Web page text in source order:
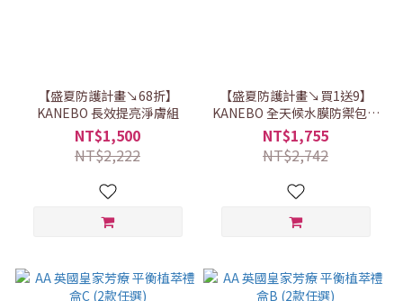
【盛夏防護計畫↘68折】
KANEBO 長效提亮淨膚組
NT$1,500
NT$2,222
【盛夏防護計畫↘買1送9】
KANEBO 全天候水膜防禦包覆
組
NT$1,755
NT$2,742